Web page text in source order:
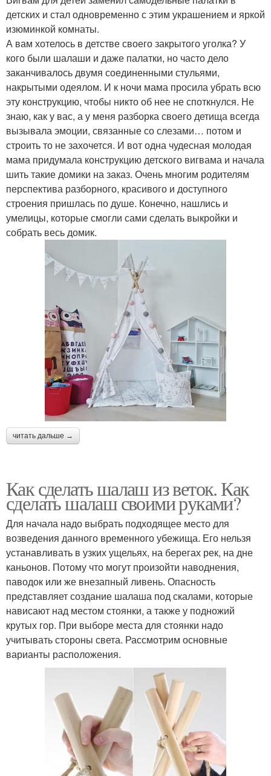
детских и стал одновременно с этим украшением и яркой
изюминкой комнаты.
А вам хотелось в детстве своего закрытого уголка? У
кого были шалаши и даже палатки, но часто дело
заканчивалось двумя соединенными стульями,
накрытыми одеялом. И к ночи мама просила убрать всю
эту конструкцию, чтобы никто об нее не споткнулся. Не
знаю, как у вас, а у меня разборка своего детища всегда
вызывала эмоции, связанные со слезами… потом и
строить то не захочется. И вот одна чудесная молодая
мама придумала конструкцию детского вигвама и начала
шить такие домики на заказ. Очень многим родителям
перспектива разборного, красивого и доступного
строения пришлась по душе. Конечно, нашлись и
умелицы, которые смогли сами сделать выкройки и
собрать весь домик.
читать дальше →
Как сделать шалаш из веток. Как
сделать шалаш своими руками?
Для начала надо выбрать подходящее место для
возведения данного временного убежища. Его нельзя
устанавливать в узких ущельях, на берегах рек, на дне
каньонов. Потому что могут произойти наводнения,
паводок или же внезапный ливень. Опасность
представляет создание шалаша под скалами, которые
нависают над местом стоянки, а также у подножий
крутых гор. При выборе места для стоянки надо
учитывать стороны света. Рассмотрим основные
варианты расположения.